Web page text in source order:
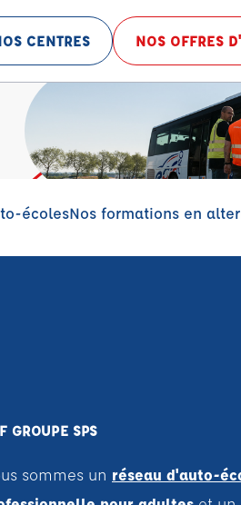
CENTRES NOS OFFRES
écolesNos formations en
GROUPE SPS
sommes un réseau d'auto-